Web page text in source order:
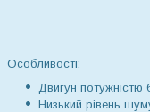
Особливості:
Двигун потужністю
Низький рівень